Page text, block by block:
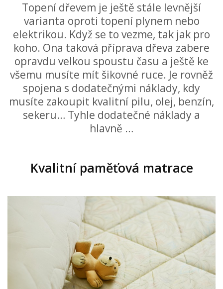
Topení dřevem je ještě stále levnější
varianta oproti topení plynem nebo
elektrikou. Když se to vezme, tak jak pro
koho. Ona taková příprava dřeva zabere
opravdu velkou spoustu času a ještě ke
všemu musíte mít šikovné ruce. Je rovněž
spojena s dodatečnými náklady, kdy
musíte zakoupit kvalitní pilu, olej, benzín,
sekeru… Tyhle dodatečné náklady a
hlavně …
Kvalitní paměťová matrace